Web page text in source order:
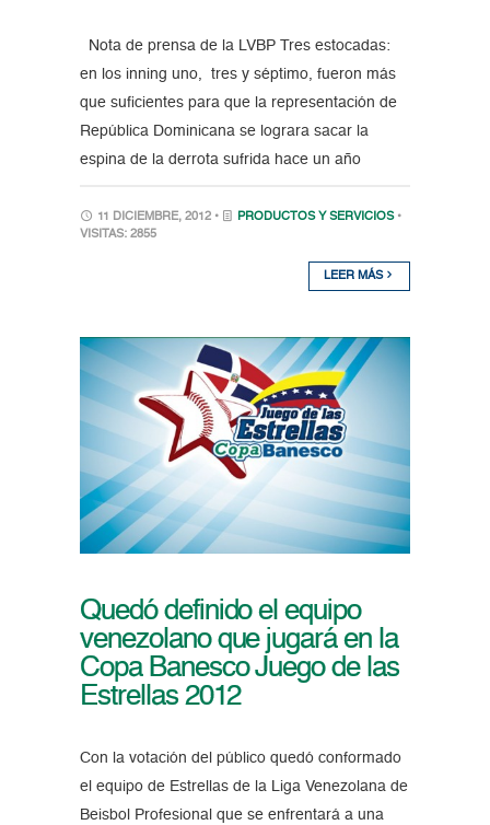
Nota de prensa de la LVBP Tres estocadas:
en los inning uno, tres y séptimo, fueron más
que suficientes para que la representación de
República Dominicana se lograra sacar la
espina de la derrota sufrida hace un año
11 DICIEMBRE, 2012 • PRODUCTOS Y SERVICIOS •
VISITAS: 2855
LEER MÁS
Quedó definido el equipo
venezolano que jugará en la
Copa Banesco Juego de las
Estrellas 2012
Con la votación del público quedó conformado
el equipo de Estrellas de la Liga Venezolana de
Beisbol Profesional que se enfrentará a una